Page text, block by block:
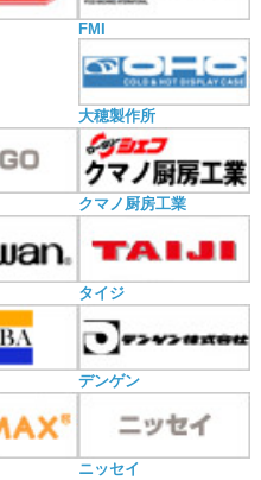
FMI
大穂製作所
クマノ厨房工業
タイジ
デンゲン
ニッセイ